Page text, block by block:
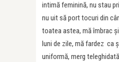
intimă feminină, nu stau
nu uit să port tocuri din
toatea astea, mă îmbrac
luni de zile, mă fardez ca
uniformă, merg